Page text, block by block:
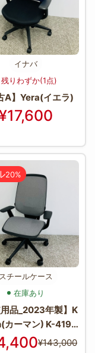
イナバ
残りわずか(1点)
A】Yera(イエラ)
20%
スチールケース
在庫あり
用品_2023年製】K
カーマン) K-419A
000 ¥143,000